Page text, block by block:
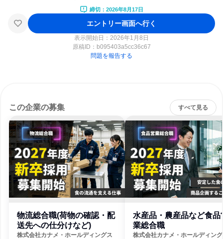
締切：2026年8月17日
エントリー画面へ行く
表示開始日：2026年1月8日
原稿ID： b095403a5cc36c67
問題を報告する
この企業の募集 すべて見る
物流総合職(荷物の確認・配
送先への仕分けなど)
株式会社カナメ・ホールディングス
水産品・農産品など食品
業総合職
株式会社カナメ・ホールディン